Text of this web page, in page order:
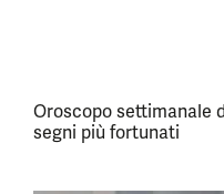
Oroscopo settimanale
segni più fortunati